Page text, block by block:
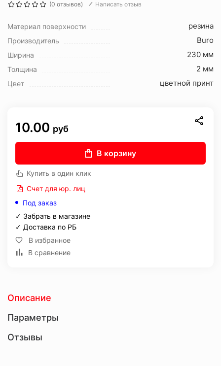
(0 отзывов) Написать отзыв
Материал поверхности резина
Производитель Buro
Ширина 230 мм
Толщина 2 мм
Цвет цветной принт
10.00 руб
В корзину
Купить в один клик
Счет для юр. лиц
Под заказ
✓ Забрать в магазине
✓ Доставка по РБ
В избранное
В сравнение
Описание
Параметры
Отзывы